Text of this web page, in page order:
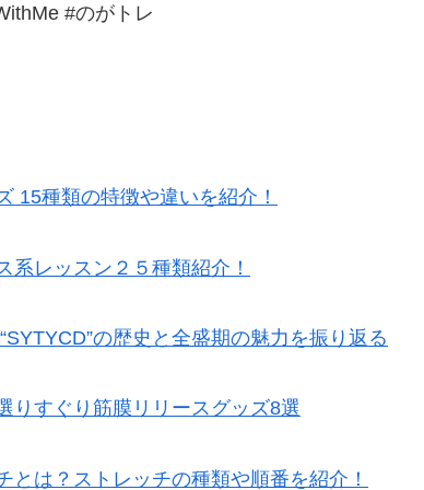
#のがトレ
15種類の特徴や違いを紹介！
系レッスン２５種類紹介！
の歴史と全盛期の魅力を振り返る
りすぐり筋膜リリースグッズ8選
とは？ストレッチの種類や順番を紹介！